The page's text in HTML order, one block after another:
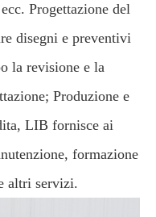
Progettazione del
disegni e preventivi
la revisione e la
Produzione e
LIB fornisce ai
formazione
altri servizi.